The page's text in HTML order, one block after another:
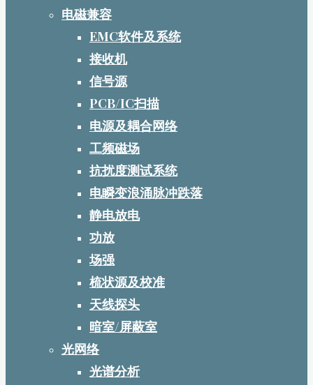
电磁兼容
EMC软件及系统
接收机
信号源
PCB/IC扫描
电源及耦合网络
工频磁场
抗扰度测试系统
电瞬变浪涌脉冲跌落
静电放电
功放
场强
梳状源及校准
天线探头
暗室/屏蔽室
光网络
光谱分析